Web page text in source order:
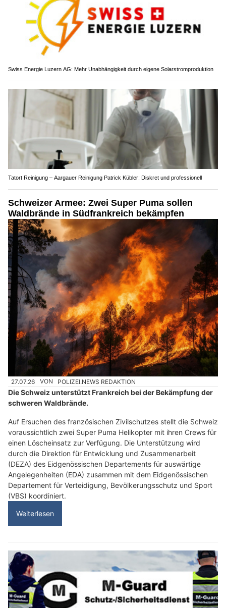
Swiss Energie Luzern AG: Mehr Unabhängigkeit durch eigene Solarstromproduktion
Tatort Reinigung – Aargauer Reinigung Patrick Kübler: Diskret und professionell
Schweizer Armee: Zwei Super Puma sollen
Waldbrände in Südfrankreich bekämpfen
27.07.26 VON POLIZEI.NEWS REDAKTION
Die Schweiz unterstützt Frankreich bei der Bekämpfung der
schweren Waldbrände.
Auf Ersuchen des französischen Zivilschutzes stellt die Schweiz
voraussichtlich zwei Super Puma Helikopter mit ihren Crews für
einen Löscheinsatz zur Verfügung. Die Unterstützung wird
durch die Direktion für Entwicklung und Zusammenarbeit
(DEZA) des Eidgenössischen Departements für auswärtige
Angelegenheiten (EDA) zusammen mit dem Eidgenössischen
Departement für Verteidigung, Bevölkerungsschutz und Sport
(VBS) koordiniert.
Weiterlesen